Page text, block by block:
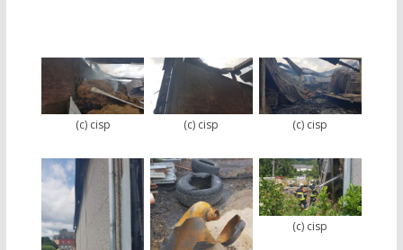
(c) cisp (c) cisp (c) cisp
(c) cisp